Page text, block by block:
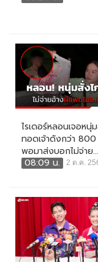
ไรเดอร์หลอนเจอหนุ่
ทอดเจ้าดังกว่า 800
พอมาส่งบอกไม่จ่าย...
08:09 น.
2 ต.ค.